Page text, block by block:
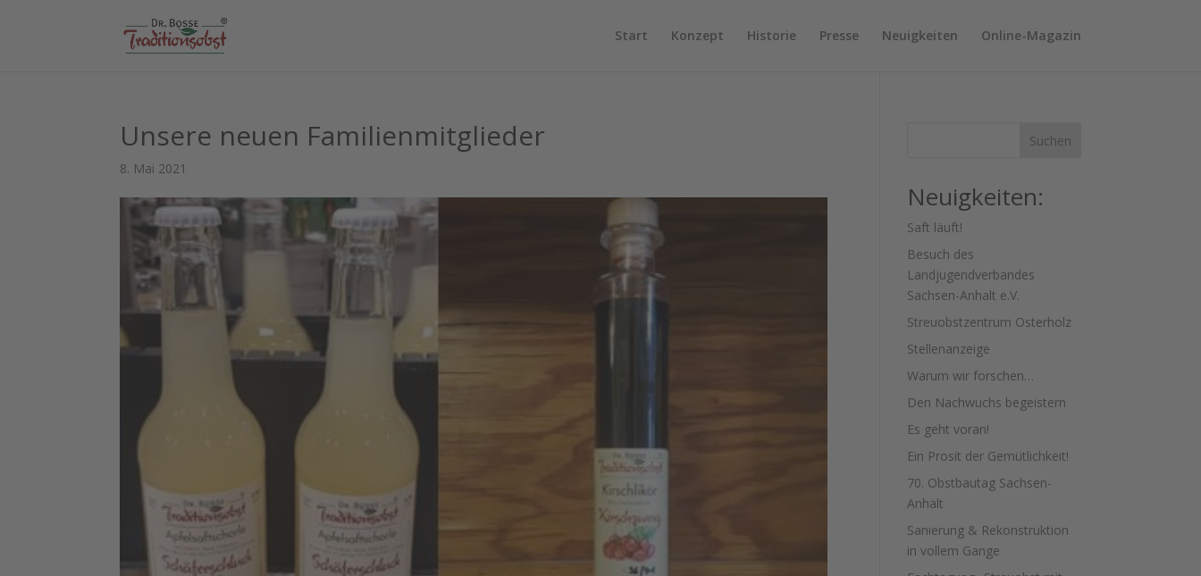
Start Konzept Historie Presse Neuigkeiten Online-Magazin
Unsere neuen Familienmitglieder
8. Mai 2021
Suchen
Neuigkeiten:
Saft läuft!
Besuch des
Landjugendverbandes
Sachsen-Anhalt e.V.
Streuobstzentrum Osterholz
Stellenanzeige
Warum wir forschen…
Den Nachwuchs begeistern
Es geht voran!
Ein Prosit der Gemütlichkeit!
70. Obstbautag Sachsen-
Anhalt
Sanierung & Rekonstruktion
in vollem Gange